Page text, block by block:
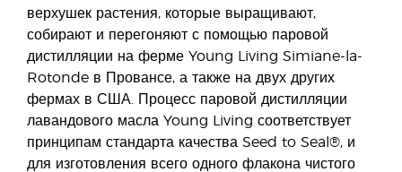
верхушек растения, которые выращивают,
собирают и перегоняют с помощью паровой
дистилляции на ферме Young Living Simiane-la-
Rotonde в Провансе, а также на двух других
фермах в США. Процесс паровой дистилляции
лавандового масла Young Living соответствует
принципам стандарта качества Seed to Seal®, и
для изготовления всего одного флакона чистого